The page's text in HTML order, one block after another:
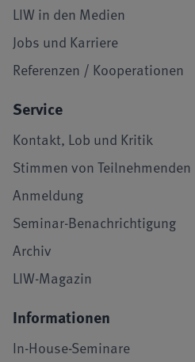
LIW in den Medien
Jobs und Karriere
Referenzen / Kooperationen
Service
Kontakt, Lob und Kritik
Stimmen von Teilnehmenden
Anmeldung
Seminar-Benachrichtigung
Archiv
LIW-Magazin
Informationen
In-House-Seminare